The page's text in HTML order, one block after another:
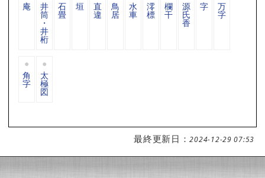
庵 井
筒
・
井
桁
石
畳
垣 直
違
鳥
居
水
車
澪
標
欄
干
源
氏
香
字 万
字
角
字
太
極
図
最終更新日：2024-12-29 07:53